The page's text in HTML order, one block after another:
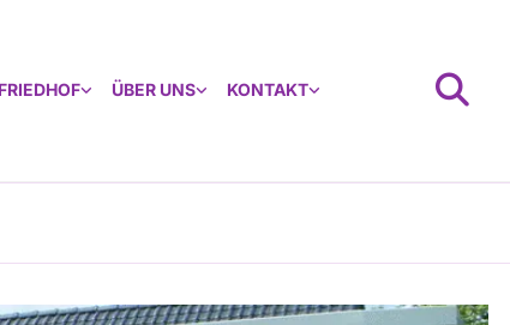
FRIEDHOF ÜBER UNS KONTAKT